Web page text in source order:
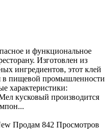
и функциональное
Изготовлен из
ингредиентов, этот клей
в пищевой промышленности
характеристики:
кусковый производится
Продам 842 Просмотров